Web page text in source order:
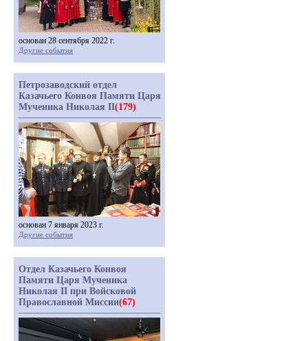
основан 28 сентября 2022 г.
Другие события
Петрозаводский отдел
Казачьего Конвоя Памяти Царя
Мученика Николая II(179)
основан 7 января 2023 г.
Другие события
Отдел Казачьего Конвоя
Памяти Царя Мученика
Николая II при Войсковой
Православной Миссии(67)